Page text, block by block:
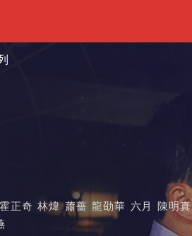
霍正奇 林煒 蕭薔 龍劭華 六月 陳明真